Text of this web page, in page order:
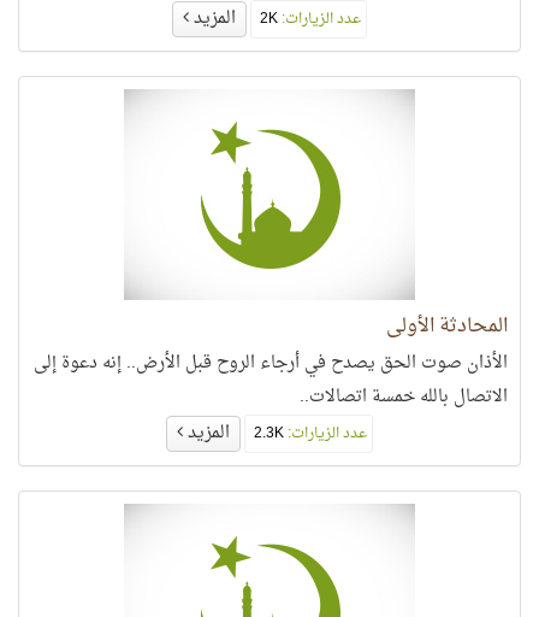
عدد الزيارات: المزيد
المحادثة الأولى
الأذان صوت الحق يصدح في أرجاء الروح قبل الأرض.. إنه دعوة إلى
الاتصال بالله خمسة اتصالات..
عدد الزيارات: المزيد